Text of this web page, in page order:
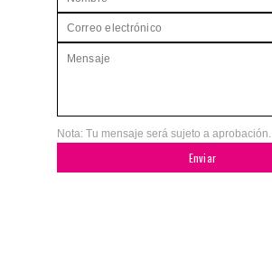
Nota: Tu mensaje será sujeto a aprobación.
Enviar